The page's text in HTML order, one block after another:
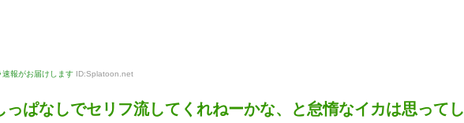
速報がお届けします ID:Splatoon.net
っぱなしでセリフ流してくれねーかな、と怠惰なイカは思ってし